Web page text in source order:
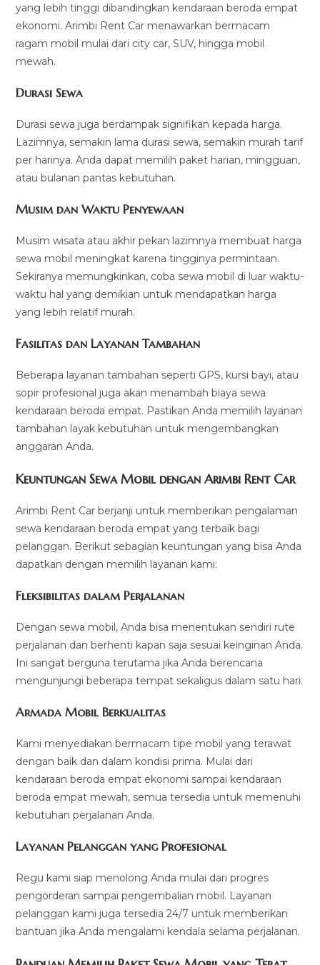
yang lebih tinggi dibandingkan kendaraan beroda empat
ekonomi. Arimbi Rent Car menawarkan bermacam
ragam mobil mulai dari city car, SUV, hingga mobil
mewah.
Durasi Sewa
Durasi sewa juga berdampak signifikan kepada harga.
Lazimnya, semakin lama durasi sewa, semakin murah tarif
per harinya. Anda dapat memilih paket harian, mingguan,
atau bulanan pantas kebutuhan.
Musim dan Waktu Penyewaan
Musim wisata atau akhir pekan lazimnya membuat harga
sewa mobil meningkat karena tingginya permintaan.
Sekiranya memungkinkan, coba sewa mobil di luar waktu-
waktu hal yang demikian untuk mendapatkan harga
yang lebih relatif murah.
Fasilitas dan Layanan Tambahan
Beberapa layanan tambahan seperti GPS, kursi bayi, atau
sopir profesional juga akan menambah biaya sewa
kendaraan beroda empat. Pastikan Anda memilih layanan
tambahan layak kebutuhan untuk mengembangkan
anggaran Anda.
Keuntungan Sewa Mobil dengan Arimbi Rent Car
Arimbi Rent Car berjanji untuk memberikan pengalaman
sewa kendaraan beroda empat yang terbaik bagi
pelanggan. Berikut sebagian keuntungan yang bisa Anda
dapatkan dengan memilih layanan kami:
Fleksibilitas dalam Perjalanan
Dengan sewa mobil, Anda bisa menentukan sendiri rute
perjalanan dan berhenti kapan saja sesuai keinginan Anda.
Ini sangat berguna terutama jika Anda berencana
mengunjungi beberapa tempat sekaligus dalam satu hari.
Armada Mobil Berkualitas
Kami menyediakan bermacam tipe mobil yang terawat
dengan baik dan dalam kondisi prima. Mulai dari
kendaraan beroda empat ekonomi sampai kendaraan
beroda empat mewah, semua tersedia untuk memenuhi
kebutuhan perjalanan Anda.
Layanan Pelanggan yang Profesional
Regu kami siap menolong Anda mulai dari progres
pengorderan sampai pengembalian mobil. Layanan
pelanggan kami juga tersedia 24/7 untuk memberikan
bantuan jika Anda mengalami kendala selama perjalanan.